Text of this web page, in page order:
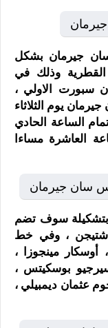
جيرمان بشكل
وذلك في
سبورت الاولي ،
يوم الثلاثاء
في تمام الساعة الحادي
العاشرة مساءا
سان جيرمان
بتشكيلة سوف تضم
شتيجن ، وفي خط
أوسكار مينجوزا ،
بوسكيتس ،
عثمان ديمبيلي ،